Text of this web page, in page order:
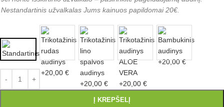
Nestandartinis užvalkalas Jums kainuos papildomai 20€.
Į KREPŠELĮ